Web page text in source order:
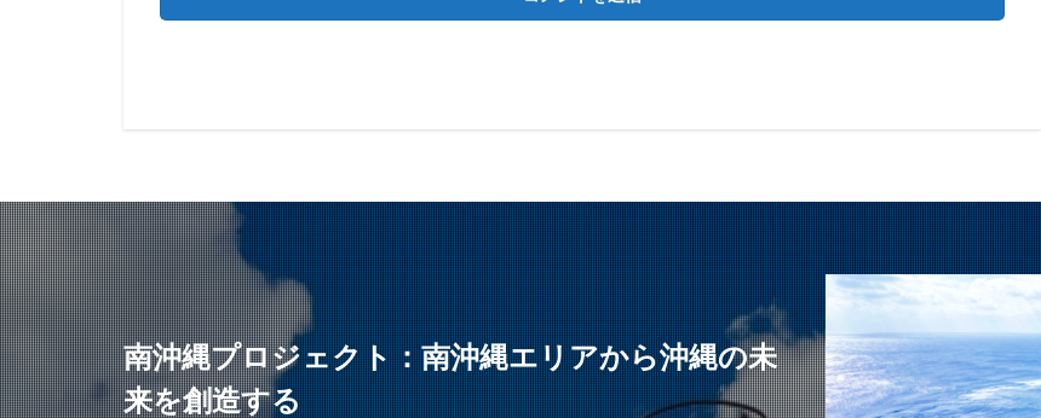
南沖縄プロジェクト：南沖縄エリアから沖縄の未
来を創造する